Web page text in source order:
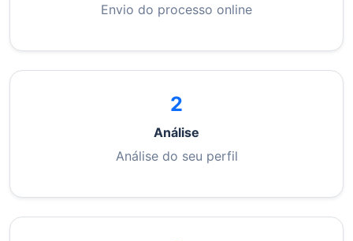
Envio do processo online
2
Análise
Análise do seu perfil